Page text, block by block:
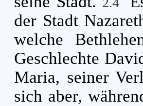
der Stadt
welche
Geschlechte
Maria, seiner
sich aber,